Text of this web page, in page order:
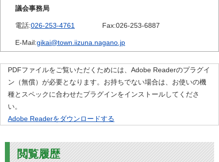
議会事務局
電話:026-253-4761 Fax:026-253-6887
E-Mail:gikai@town.iizuna.nagano.jp
PDFファイルをご覧いただくためには、Adobe Readerのプラグイ
ン（無償）が必要となります。お持ちでない場合は、お使いの機
種とスペックに合わせたプラグインをインストールしてくださ
い。
Adobe Readerをダウンロードする
閲覧履歴